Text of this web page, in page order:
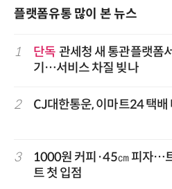
플랫폼유통 많이 본 뉴스
1 단독 관세청 새 통관플랫폼
기…서비스 차질 빚나
2 CJ대한통운, 이마트24 택배
3
1000원 커피·45㎝ 피자…
트 첫 입점